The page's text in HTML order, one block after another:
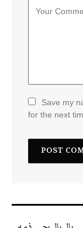
Save my
for the next